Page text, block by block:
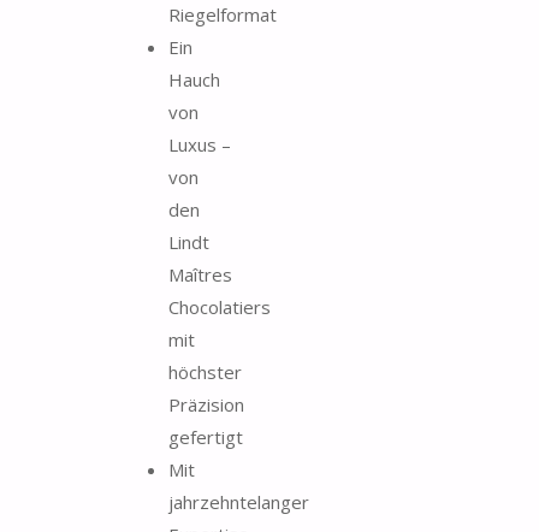
Riegelformat
Ein
Hauch
von
Luxus –
von
den
Lindt
Maîtres
Chocolatiers
mit
höchster
Präzision
gefertigt
Mit
jahrzehntelanger